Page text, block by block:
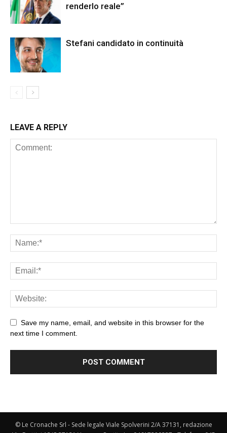
renderlo reale”
Stefani candidato in continuità
LEAVE A REPLY
Save my name, email, and website in this browser for the
next time I comment.
© Le Cronache Srl - Sede legale Viale Spolverini 2/A 37131, redazione